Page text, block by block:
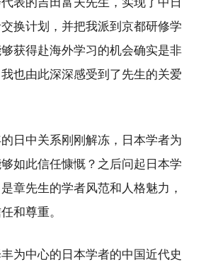
换计划，并把我派到京都研修学
获得赴海外学习的机会确实是非
也由此深深感受到了先生的关爱
日中关系刚刚解冻，日本学者为
如此信任慷慨？之后问起日本学
章先生的学者风范和人格魅力，
和尊重。
为中心的日本学者的中国近代史